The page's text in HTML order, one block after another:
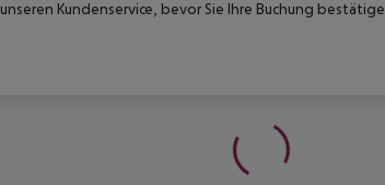
Kundenservice, bevor Sie Ihre Buchung